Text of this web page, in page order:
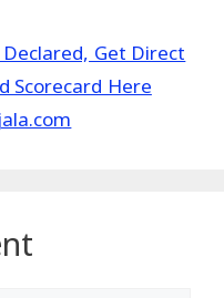
Get Direct
Scorecard Here